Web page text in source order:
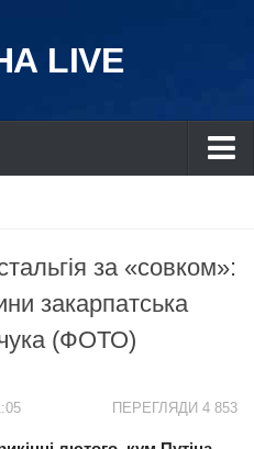
LIVE
за «совком»:
закарпатська
(ФОТО)
ПЕРЕГЛЯДИ 4 853